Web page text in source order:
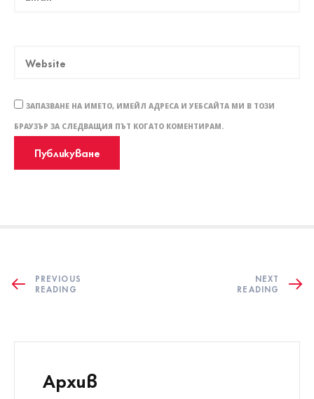
ЗАПАЗВАНЕ НА ИМЕТО, ИМЕЙЛ АДРЕСА И УЕБСАЙТА МИ В ТОЗИ
БРАУЗЪР ЗА СЛЕДВАЩИЯ ПЪТ КОГАТО КОМЕНТИРАМ.
PREVIOUS
READING
NEXT
READING
Архив